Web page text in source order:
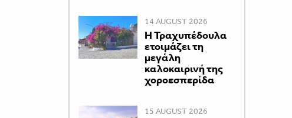
14 AUGUST 2026
Η Τραχυπέδουλα
ετοιμάζει τη
μεγάλη
καλοκαιρινή της
χοροεσπερίδα
15 AUGUST 2026